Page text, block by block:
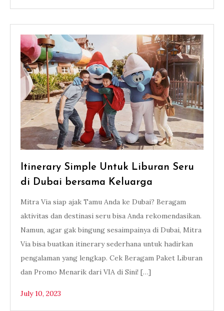
Itinerary Simple Untuk Liburan Seru
di Dubai bersama Keluarga
Mitra Via siap ajak Tamu Anda ke Dubai? Beragam
aktivitas dan destinasi seru bisa Anda rekomendasikan.
Namun, agar gak bingung sesaimpainya di Dubai, Mitra
Via bisa buatkan itinerary sederhana untuk hadirkan
pengalaman yang lengkap. Cek Beragam Paket Liburan
dan Promo Menarik dari VIA di Sini! […]
July 10, 2023